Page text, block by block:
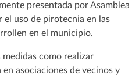
presentada por Asamblea
el uso de pirotecnia en las
en el municipio.
medidas como realizar
asociaciones de vecinos y